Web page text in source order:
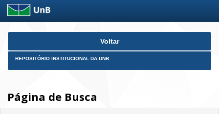
Skip
Voltar
REPOSITÓRIO INSTITUCIONAL DA UNB
Página de Busca